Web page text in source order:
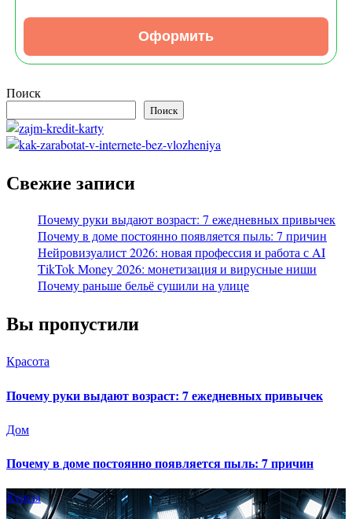
Оформить
Поиск
Поиск
Свежие записи
Почему руки выдают возраст: 7 ежедневных привычек
Почему в доме постоянно появляется пыль: 7 причин
Нейровизуалист 2026: новая профессия и работа с AI
TikTok Money 2026: монетизация и вирусные ниши
Почему раньше бельё сушили на улице
Вы пропустили
Красота
Почему руки выдают возраст: 7 ежедневных привычек
Дом
Почему в доме постоянно появляется пыль: 7 причин
Курсы